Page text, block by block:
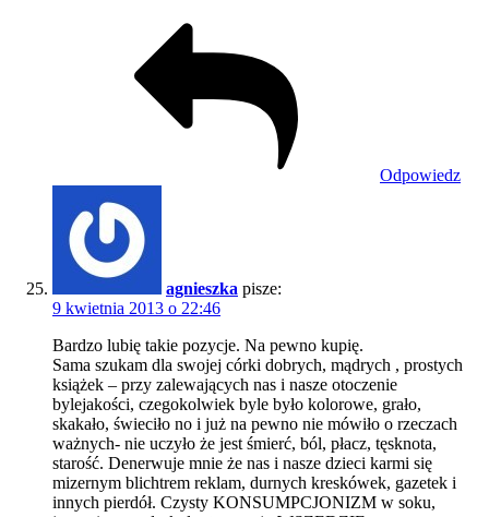
Odpowiedz
agnieszka pisze:
9 kwietnia 2013 o 22:46
Bardzo lubię takie pozycje. Na pewno kupię.
Sama szukam dla swojej córki dobrych, mądrych , prostych
książek – przy zalewających nas i nasze otoczenie
bylejakości, czegokolwiek byle było kolorowe, grało,
skakało, świeciło no i już na pewno nie mówiło o rzeczach
ważnych- nie uczyło że jest śmierć, ból, płacz, tęsknota,
starość. Denerwuje mnie że nas i nasze dzieci karmi się
mizernym blichtrem reklam, durnych kreskówek, gazetek i
innych pierdół. Czysty KONSUMPCJONIZM w soku,